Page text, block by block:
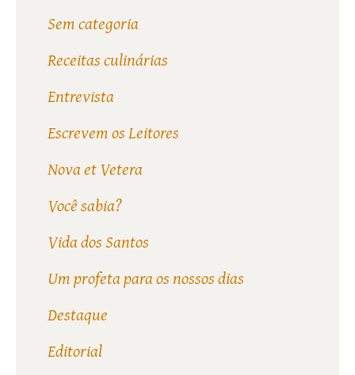
Sem categoria
Receitas culinárias
Entrevista
Escrevem os Leitores
Nova et Vetera
Você sabia?
Vida dos Santos
Um profeta para os nossos dias
Destaque
Editorial